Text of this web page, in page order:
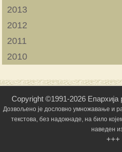
2013
2012
2011
2010
Copyright ©1991-2026 Епархија
Дозвољено је дословно умножавање и
текстова, без надокнаде, на било
наведен
+++